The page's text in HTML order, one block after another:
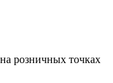
розничных точках